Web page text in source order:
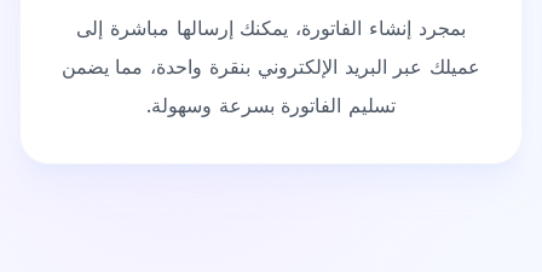
بمجرد إنشاء الفاتورة، يمكنك إرسالها مباشرة إلى
عميلك عبر البريد الإلكتروني بنقرة واحدة، مما يضمن
تسليم الفاتورة بسرعة وسهولة.